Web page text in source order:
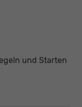
und Starten